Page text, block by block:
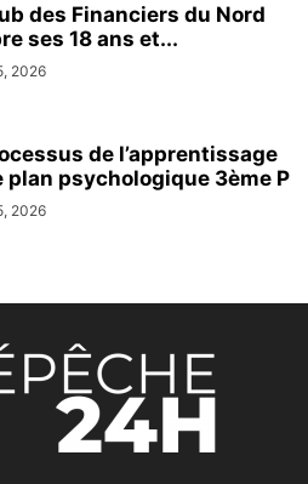
des Financiers du Nord
ses 18 ans et...
2026
de l’apprentissage
plan psychologique 3ème P
2026